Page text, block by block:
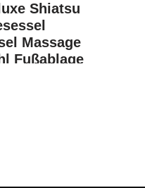
Shiatsu
Massage
Fußablage